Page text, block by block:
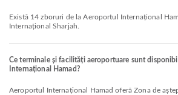
Există 14 zboruri de la Aeroportul Internațional Hamad către Aeroportul
Internațional Sharjah.
Ce terminale și facilități aeroportuare sunt
Internațional Hamad?
Aeroportul Internațional Hamad oferă Zona de așteptare, Zona pentru